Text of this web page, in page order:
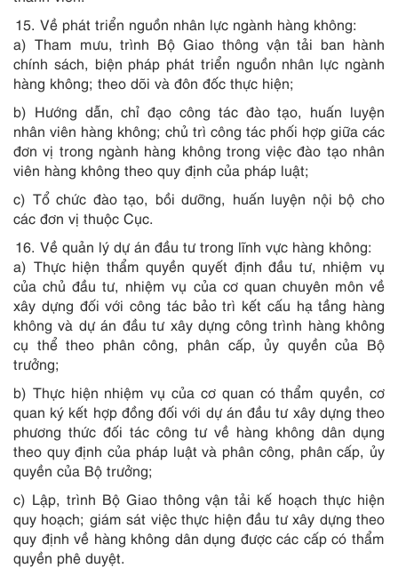
Về phát triển nguồn nhân lực ngành hàng không:
a) Tham mưu, trình Bộ Giao thông vận tải ban hành
chính sách, biện pháp phát triển nguồn nhân lực ngành
hàng không; theo dõi và đôn đốc thực hiện;
b) Hướng dẫn, chỉ đạo công tác đào tạo, huấn luyện
nhân viên hàng không; chủ trì công tác phối hợp giữa các
đơn vị trong ngành hàng không trong việc đào tạo nhân
viên hàng không theo quy định của pháp luật;
c) Tổ chức đào tạo, bồi dưỡng, huấn luyện nội bộ cho
các đơn vị thuộc Cục.
Về quản lý dự án đầu tư trong lĩnh vực hàng không:
a) Thực hiện thẩm quyền quyết định đầu tư, nhiệm vụ
của chủ đầu tư, nhiệm vụ của cơ quan chuyên môn về
xây dựng đối với công tác bảo trì kết cấu hạ tầng hàng
không và dự án đầu tư xây dựng công trình hàng không
cụ thể theo phân công, phân cấp, ủy quyền của Bộ
trưởng;
b) Thực hiện nhiệm vụ của cơ quan có thẩm quyền, cơ
quan ký kết hợp đồng đối với dự án đầu tư xây dựng theo
phương thức đối tác công tư về hàng không dân dụng
theo quy định của pháp luật và phân công, phân cấp, ủy
quyền của Bộ trưởng;
c) Lập, trình Bộ Giao thông vận tải kế hoạch thực hiện
quy hoạch; giám sát việc thực hiện đầu tư xây dựng theo
quy định về hàng không dân dụng được các cấp có thẩm
quyền phê duyệt.